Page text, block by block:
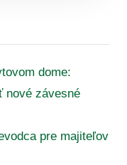
dome:
nové závesné
pre majiteľov